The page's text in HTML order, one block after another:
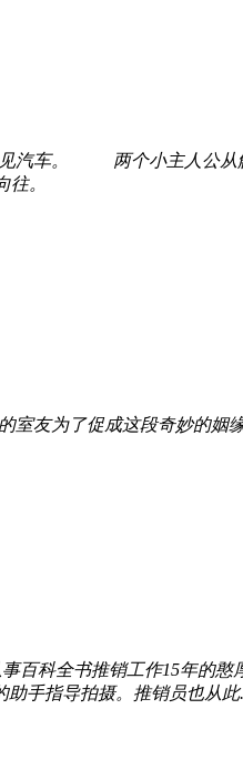
见汽车。 两个小主人公从
向往。
友为了促成这段奇妙的姻
百科全书推销工作15年的
手指导拍摄。推销员也从此